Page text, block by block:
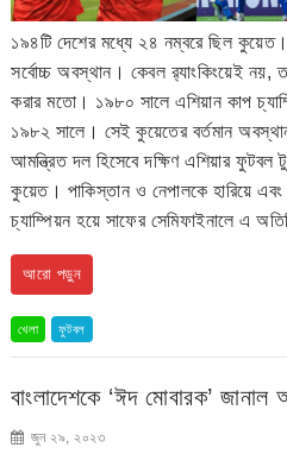
১৯৪টি দেশের মধ্যে ২৪ নম্বরে ছিল কুয়েত।
সর্বোচ্চ অবস্থান। কেবল র‌্যাংকিংয়েই নয়,
করার মতো। ১৯৮০ সালে এশিয়ান কাপ
১৯৮২ সালে। সেই কুয়েতের বর্তমান
আমন্ত্রিত দল হিসেবে দক্ষিণ এশিয়ার ফুটবল
কুয়েত। পাকিস্তান ও নেপালকে হারিয়ে
চ্যাম্পিয়ন হয়ে সাফের সেমিফাইনালে এ
আরো পড়ুন
খেলা ফুটবল
বাংলাদেশকে ‘ঈদ মোবারক’ জানাল
জুন ২৯, ২০২৩